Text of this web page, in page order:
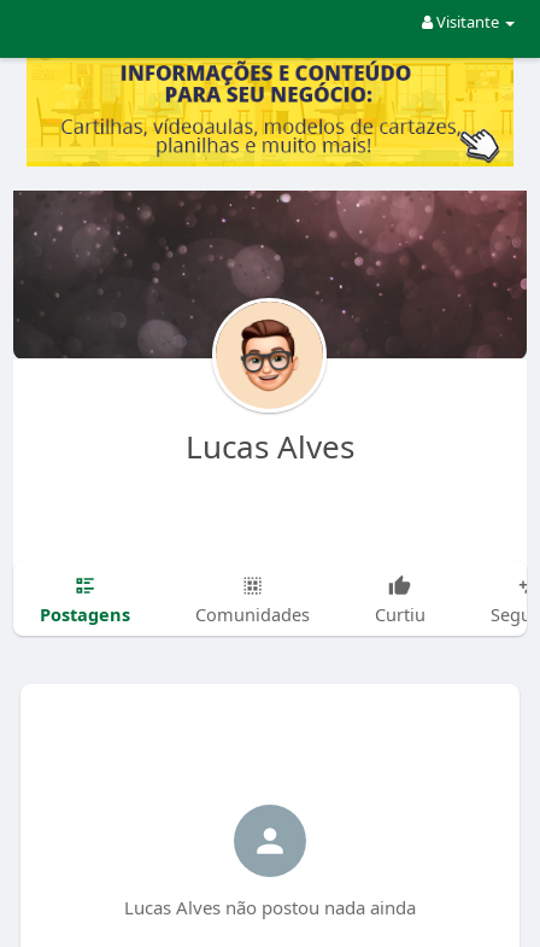
Visitante
Lucas Alves
Postagens Comunidades Curtiu
Lucas Alves não postou nada ainda